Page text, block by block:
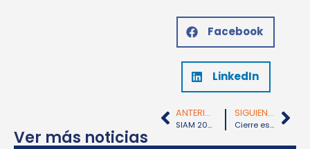
Facebook
LinkedIn
ANTERIOR
SIAM 2025: Plastic-Puglia te espera en su stand
SIGUIENTE
Cierre estival del 9 al 17 de agosto
Ver más noticias